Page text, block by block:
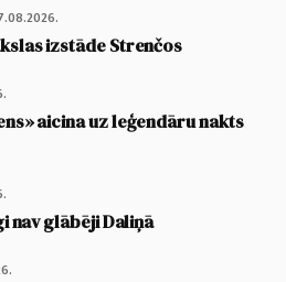
izstāde Strenčos
aicina uz leģendāru nakts
nav glābēji Daliņā